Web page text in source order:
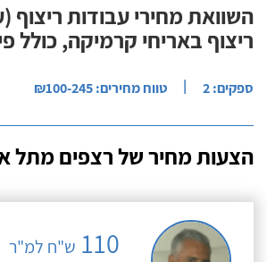
ריצוף באריחי קרמיקה, כולל
ספקים: 2 | טווח מחירים: ₪100-245
הצעות מחיר של רצפים מתל
110 ש"ח למ"ר